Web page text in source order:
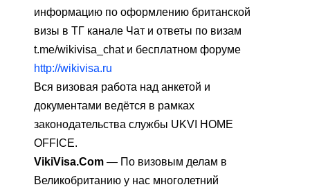
информацию по оформлению британской
визы в ТГ канале Чат и ответы по визам
t.me/wikivisa_chat и бесплатном форуме
http://wikivisa.ru
Вся визовая работа над анкетой и
документами ведётся в рамках
законодательства службы UKVI HOME
OFFICE.
VikiVisa.Com — По визовым делам в
Великобританию у нас многолетний